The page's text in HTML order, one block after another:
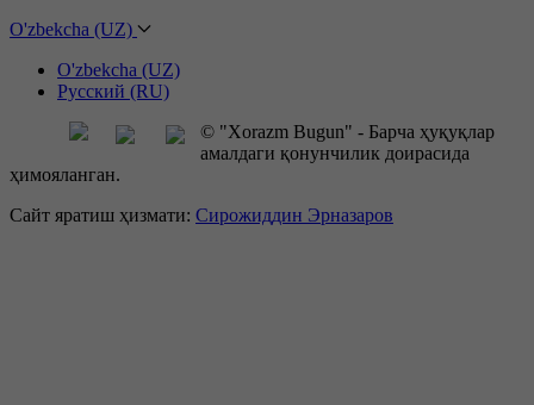
O'zbekcha (UZ)
O'zbekcha (UZ)
Русский (RU)
© "Xorazm Bugun" - Барча ҳуқуқлар
амалдаги қонунчилик доирасида
ҳимояланган.
Сайт яратиш ҳизмати: Сирожиддин Эрназаров